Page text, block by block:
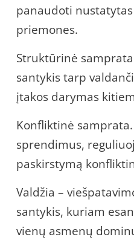
panaudoti
priemones.
Struktūrinė
santykis tarp
įtakos darymas
Konfliktinė
sprendimus,
paskirstymą
Valdžia –
santykis, kuriam
vienų asmenų